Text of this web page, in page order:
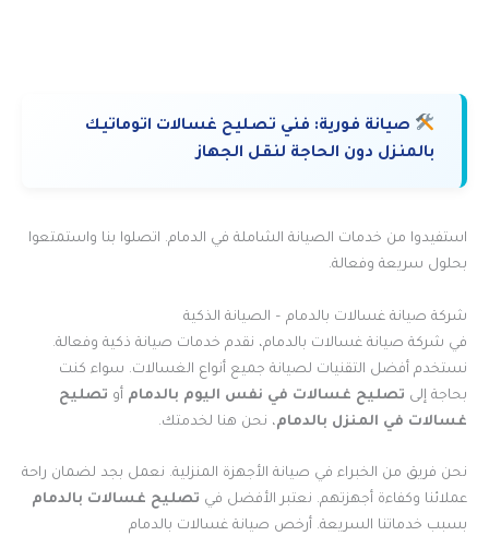
صيانة فورية: فني تصليح غسالات اتوماتيك
بالمنزل دون الحاجة لنقل الجهاز
استفيدوا من خدمات الصيانة الشاملة في الدمام. اتصلوا بنا واستمتعوا
بحلول سريعة وفعالة.
شركة صيانة غسالات بالدمام – الصيانة الذكية
في شركة صيانة غسالات بالدمام، نقدم خدمات صيانة ذكية وفعالة.
نستخدم أفضل التقنيات لصيانة جميع أنواع الغسالات. سواء كنت
بحاجة إلى تصليح غسالات في نفس اليوم بالدمام أو تصليح
غسالات في المنزل بالدمام، نحن هنا لخدمتك.
نحن فريق من الخبراء في صيانة الأجهزة المنزلية. نعمل بجد لضمان راحة
عملائنا وكفاءة أجهزتهم. نعتبر الأفضل في تصليح غسالات بالدمام
بسبب خدماتنا السريعة. أرخص صيانة غسالات بالدمام